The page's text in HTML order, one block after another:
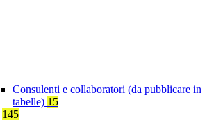
Consulenti e collaboratori (da pubblicare in
tabelle) 15
145